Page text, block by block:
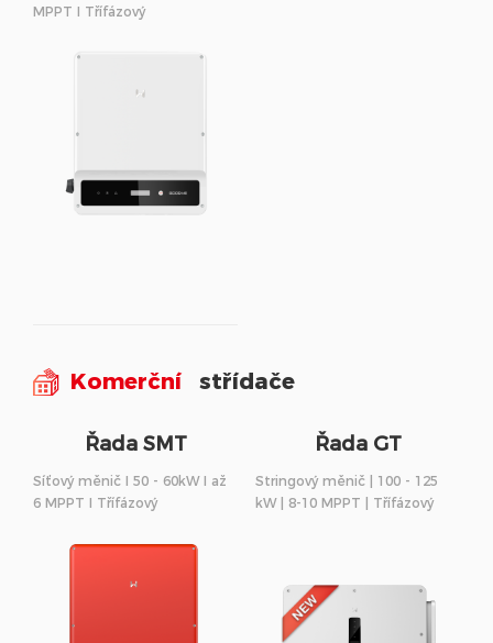
MPPT I Třífázový
Komerční střídače
Řada SMT
Síťový měnič I 50 - 60kW I až
6 MPPT I Třífázový
Řada GT
Stringový měnič | 100 - 125
kW | 8-10 MPPT | Třífázový